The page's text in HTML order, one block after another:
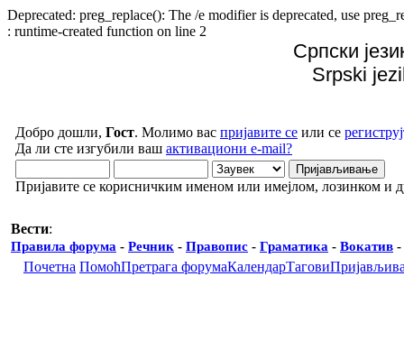
Deprecated: preg_replace(): The /e modifier is deprecated, use
: runtime-created function on line 2
Српски
Srpski
Добро дошли, Гост. Молимо вас пријавите се или се
Да ли сте изгубили ваш активациони e-mail?
Пријавите се корисничким именом или имејлом, лозинком и
Вести:
Правила форума - Речник - Правопис - Граматика - Вокатив -
Почетна ПомоћПретрага форумаКалендарТагови